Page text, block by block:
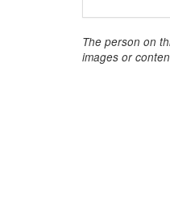
The person on
images or